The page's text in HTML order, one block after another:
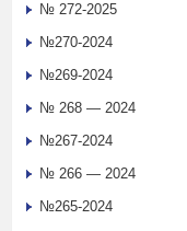
№ 272-2025
№270-2024
№269-2024
№ 268 — 2024
№267-2024
№ 266 — 2024
№265-2024